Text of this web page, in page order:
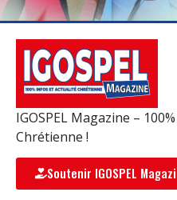
IGOSPEL Magazine –
Chrétienne !
Soutenir IGOSPEL